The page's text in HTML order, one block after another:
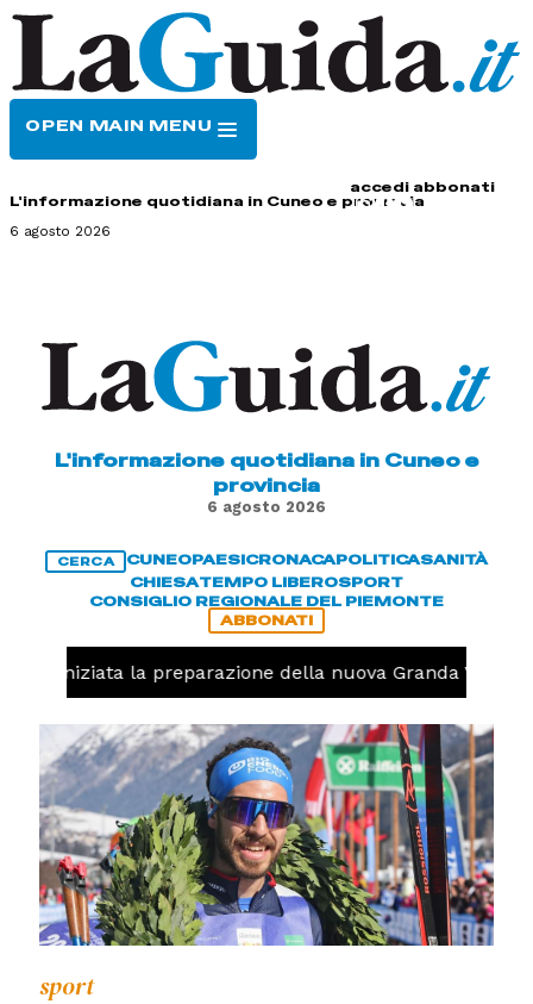
OPEN MAIN MENU
accedi abbonati
L'informazione quotidiana in Cuneo e provincia
6 agosto 2026
L'informazione quotidiana in Cuneo e
provincia
6 agosto 2026
CERCA CUNEOPAESICRONACAPOLITICASANITÀ
CHIESATEMPO LIBEROSPORT
CONSIGLIO REGIONALE DEL PIEMONTE
ABBONATI
iniziata la preparazione della nuova Granda Volley
sport